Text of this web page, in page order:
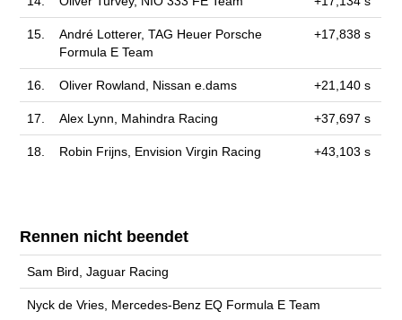
15.
André Lotterer, TAG Heuer Porsche
Formula E Team
+17,838 s
16. Oliver Rowland, Nissan e.dams +21,140 s
17. Alex Lynn, Mahindra Racing +37,697 s
18. Robin Frijns, Envision Virgin Racing +43,103 s
Rennen nicht beendet
Sam Bird, Jaguar Racing
Nyck de Vries, Mercedes-Benz EQ Formula E Team